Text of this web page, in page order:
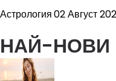
Астрология02 Август
НАЙ-НОВИ